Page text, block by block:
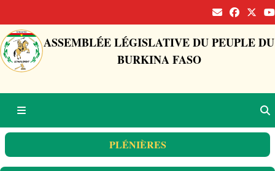
ASSEMBLÉE LÉGISLATIVE DU PEUPLE DU
BURKINA FASO
PLÉNIÈRES